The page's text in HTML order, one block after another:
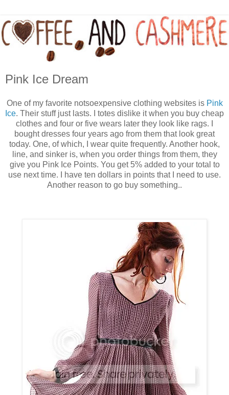
Pink Ice Dream
One of my favorite notsoexpensive clothing websites is Pink
Ice. Their stuff just lasts. I totes dislike it when you buy cheap
clothes and four or five wears later they look like rags. I
bought dresses four years ago from them that look great
today. One, of which, I wear quite frequently. Another hook,
line, and sinker is, when you order things from them, they
give you Pink Ice Points. You get 5% added to your total to
use next time. I have ten dollars in points that I need to use.
Another reason to go buy something..